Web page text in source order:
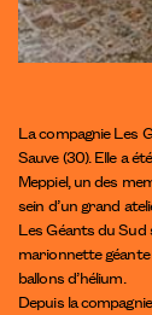
La compagnie Les
Sauve (30). Elle a
Meppiel, un des
sein d’un grand
Les Géants du
marionnette
ballons d’hélium.
Depuis la